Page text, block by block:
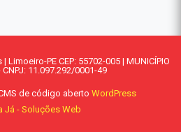
PE CEP: 55702-005 | MUNICÍPIO
CNPJ: 11.097.292/0001-49
de código aberto WordPress
Já - Soluções Web